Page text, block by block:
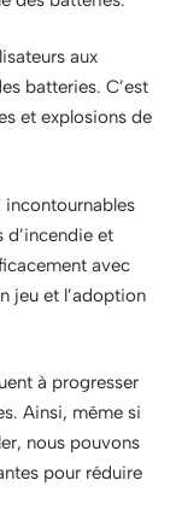
aux
batteries. C’est
et explosions de
d’incendie et
avec
jeu et l’adoption
à progresser
Ainsi, même si
nous pouvons
pour réduire